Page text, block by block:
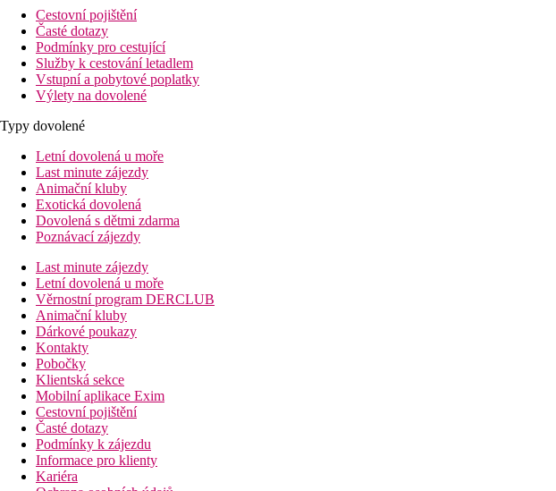
Cestovní pojištění
Časté dotazy
Podmínky pro cestující
Služby k cestování letadlem
Vstupní a pobytové poplatky
Výlety na dovolené
Typy dovolené
Letní dovolená u moře
Last minute zájezdy
Animační kluby
Exotická dovolená
Dovolená s dětmi zdarma
Poznávací zájezdy
Last minute zájezdy
Letní dovolená u moře
Věrnostní program DERCLUB
Animační kluby
Dárkové poukazy
Kontakty
Pobočky
Klientská sekce
Mobilní aplikace Exim
Cestovní pojištění
Časté dotazy
Podmínky k zájezdu
Informace pro klienty
Kariéra